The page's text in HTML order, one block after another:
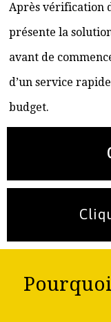
Après vérification
présente la
avant de
d’un service
budget.